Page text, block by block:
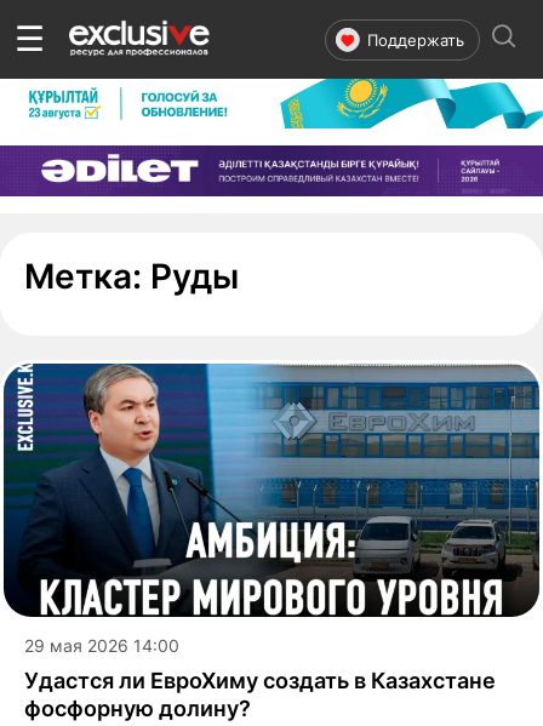
☰ Поддержать
Метка: Руды
29 мая 2026 14:00
Удастся ли ЕвроХиму создать в Казахстане
фосфорную долину?